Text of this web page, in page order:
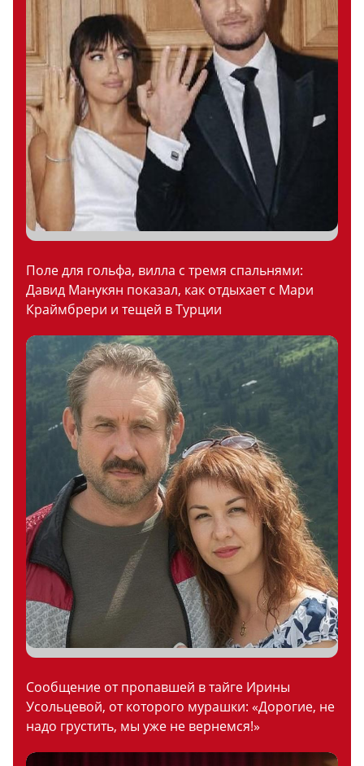
Поле для гольфа, вилла с тремя спальнями:
Давид Манукян показал, как отдыхает с Мари
Краймбрери и тещей в Турции
Сообщение от пропавшей в тайге Ирины
Усольцевой, от которого мурашки: «Дорогие, не
надо грустить, мы уже не вернемся!»